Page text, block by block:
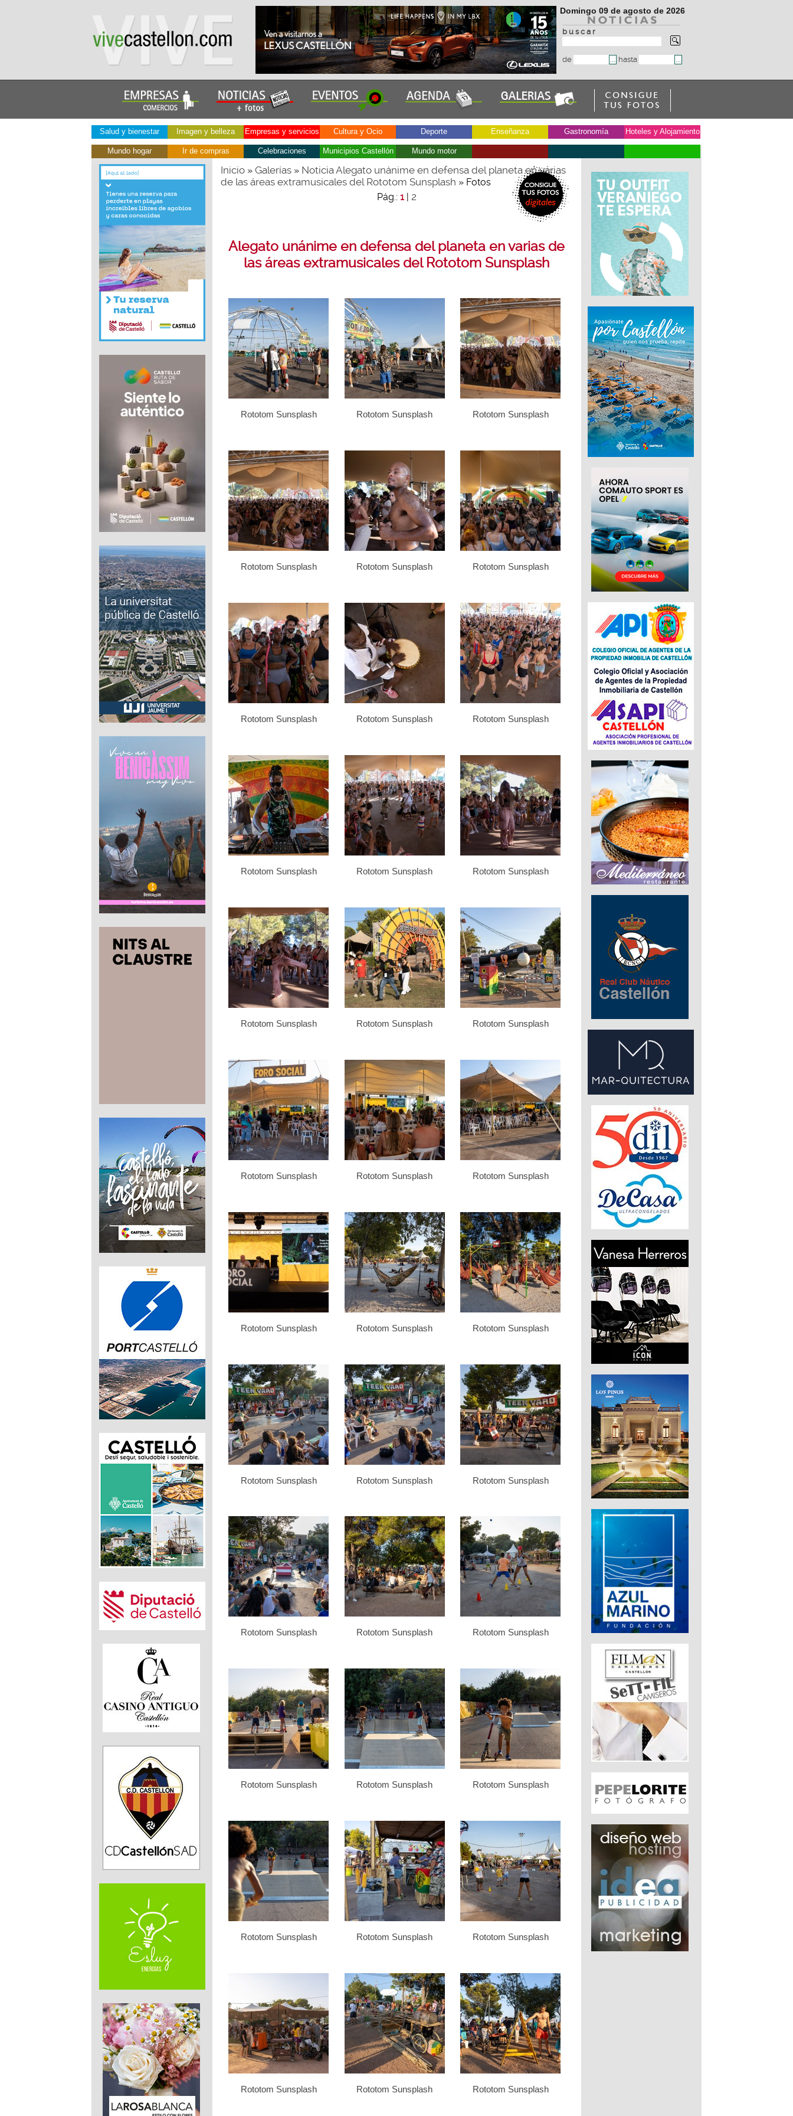
Domingo 09 de agosto de 2026
b u s c a r
de hasta
Salud y bienestar Imagen y belleza Empresas y servicios Cultura y Ocio Deporte Enseñanza Gastronomía Hoteles y Alojamiento
Mundo hogar Ir de compras Celebraciones Municipios Castellón Mundo motor
Inicio» Galerías» Noticia Alegato unánime en defensa del planeta en varias
de las áreas extramusicales del Rototom Sunsplash » Fotos
Pág.: 1| 2
Alegato unánime en defensa del planeta en varias de
las áreas extramusicales del Rototom Sunsplash
Rototom Sunsplash Rototom Sunsplash Rototom Sunsplash
Rototom Sunsplash Rototom Sunsplash Rototom Sunsplash
Rototom Sunsplash Rototom Sunsplash Rototom Sunsplash
Rototom Sunsplash Rototom Sunsplash Rototom Sunsplash
Rototom Sunsplash Rototom Sunsplash Rototom Sunsplash
Rototom Sunsplash Rototom Sunsplash Rototom Sunsplash
Rototom Sunsplash Rototom Sunsplash Rototom Sunsplash
Rototom Sunsplash Rototom Sunsplash Rototom Sunsplash
Rototom Sunsplash Rototom Sunsplash Rototom Sunsplash
Rototom Sunsplash Rototom Sunsplash Rototom Sunsplash
Rototom Sunsplash Rototom Sunsplash Rototom Sunsplash
Rototom Sunsplash Rototom Sunsplash Rototom Sunsplash